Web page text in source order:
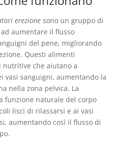
erezionesono un gruppo di
aumentare il flusso
del pene, migliorando
Questi alimenti
nutritive che aiutano a
vasi sanguigni, aumentando la
nella zona pelvica. La
funzione naturale del corpo
lisci di rilassarsi e ai vasi
aumentando così il flusso di